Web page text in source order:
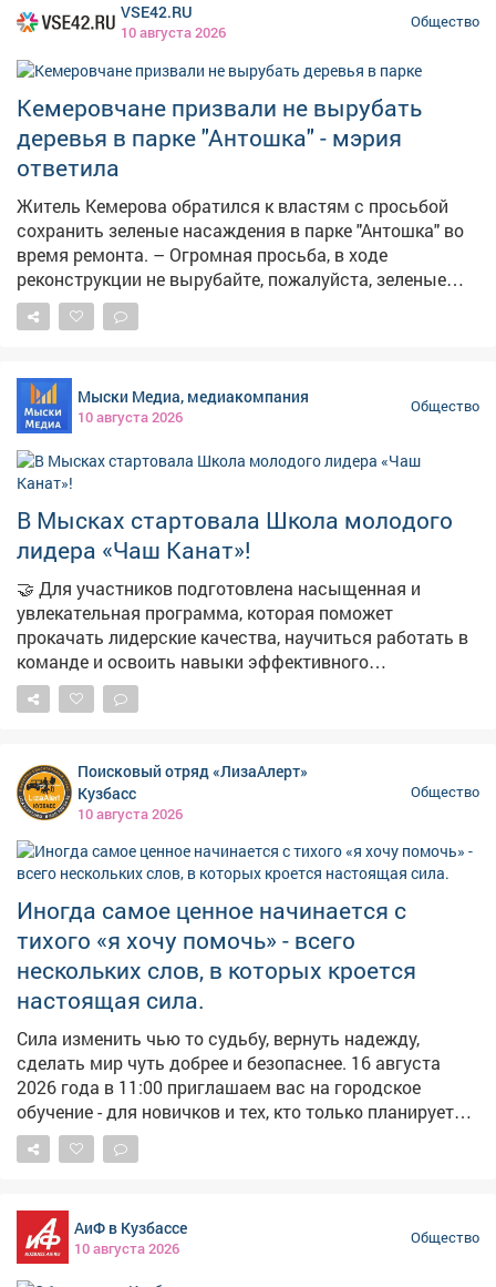
энергией и азартом можно было, поучаствовав в
национальных спортивных играх. Настоящий
праздник вкуса получился в кулинарном поединке:
повара удивили жюри и гостей традиционными
блюдами и даже поделились секретами их
приготовления. 🏆 На завершающей церемонии все
без исключения участники праздника и соревнований
получили подарки и призы.
VSE42.RU
10 августа 2026
Общество
Кемеровчане призвали не вырубать
деревья в парке "Антошка" - мэрия
ответила
Житель Кемерова обратился к властям с просьбой
сохранить зеленые насаждения в парке "Антошка" во
время ремонта. – Огромная просьба, в ходе
реконструкции не вырубайте, пожалуйста, зеленые
насаждения. Пусть этот парк останется максимально
аутентичным и максимально зеленым, как было
парке детьми, – написал в соцсетях кемеровчанин. В
администрации Кемерова ответили, что при
проектировании предусмотрели сохранение
практически всех зеленых насаждений парка. Убирать
планируется только аварийные лиственные деревья.
Также разработан дендроплан, согласно которому
будут выполняться новые посадки.
Мыски Медиа, медиакомпания
10 августа 2026
Общество
В Мысках стартовала Школа молодого
лидера «Чаш Канат»!
🤝 Для участников подготовлена насыщенная и
увлекательная программа, которая поможет
прокачать лидерские качества, научиться работать в
команде и освоить навыки эффективного
взаимодействия. 👍Это отличная возможность
раскрыть свой потенциал, найти единомышленников
📽О том, как прошло открытие Школы, смотрите в
нашем материале!
Поисковый отряд «ЛизаАлерт»
Кузбасс
10 августа 2026
Общество
Иногда самое ценное начинается с
тихого «я хочу помочь» - всего
нескольких слов, в которых кроется
настоящая сила.
Сила изменить чью то судьбу, вернуть надежду,
сделать мир чуть добрее и безопаснее. 16 августа
2026 года в 11:00 приглашаем вас на городское
обучение - для новичков и тех, кто только планирует
вступить в отряд #ЛизаАлерт. Встреча пройдет в
Новокузнецке. Место сбора - ул. Доз, д. 10а, ТЦ
вы: - познакомитесь с проверенными методиками
поиска в городской среде; - узнаете, как грамотно
собраться на выезд; - освоите практические навыки:
АиФ в Кузбассе
10 августа 2026
Общество